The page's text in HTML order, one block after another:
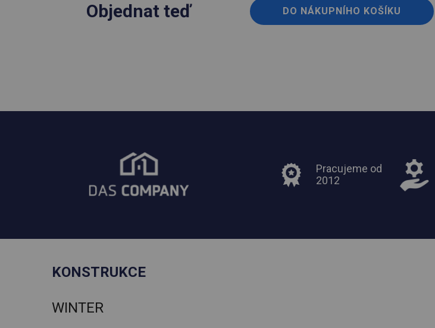
Objednat teď DO NÁKUPNÍHO KOŠÍKU
Pracujeme od
2012
KONSTRUKCE
WINTER